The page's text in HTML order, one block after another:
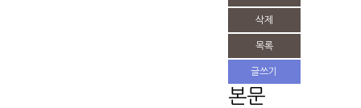
삭제
목록
글쓰기
본문